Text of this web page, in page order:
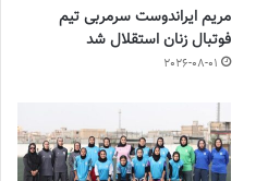
مریم ایراندوست سرمربی تیم
فوتبال زنان استقلال شد
2026-08-01